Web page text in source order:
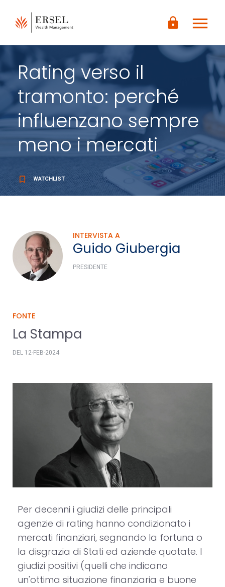
CONTENUTO
PRINCIPALE
PIÈ DI
PAGINA
lock menu
Rating verso il
tramonto: perché
influenzano sempre
meno i mercati
bookmark_border WATCHLIST
INTERVISTA A
Guido Giubergia
PRESIDENTE
FONTE
La Stampa
DEL 12-FEB-2024
Per decenni i giudizi delle principali
agenzie di rating hanno condizionato i
mercati finanziari, segnando la fortuna o
la disgrazia di Stati ed aziende quotate. I
giudizi positivi (quelli che indicano
un'ottima situazione finanziaria e buone